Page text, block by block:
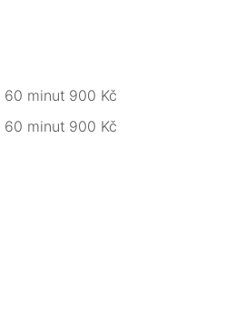
60 minut 900 Kč
60 minut 900 Kč